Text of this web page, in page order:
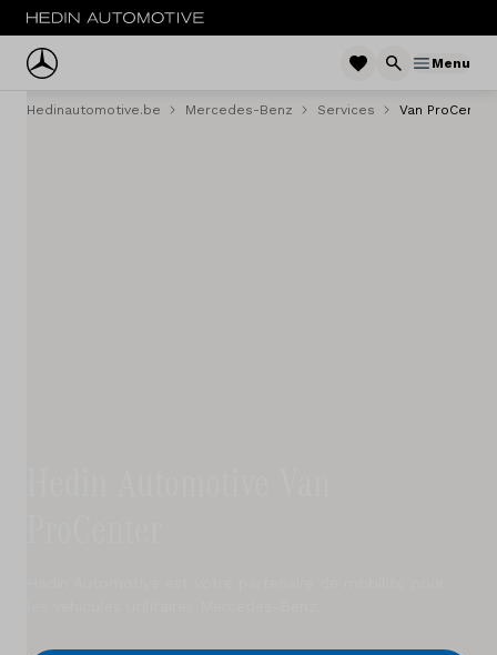
Menu
Menu
Hedinautomotive.be Mercedes-Benz Services Van ProCenter